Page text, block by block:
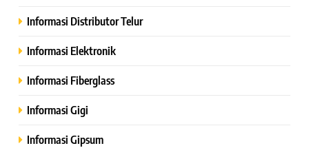
Informasi Distributor Telur
Informasi Elektronik
Informasi Fiberglass
Informasi Gigi
Informasi Gipsum